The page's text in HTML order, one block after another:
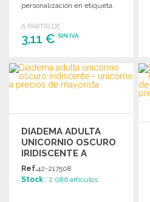
personalización en etiqueta.
años.
A PARTIR DE
3,11 € SIN IVA
PEDIR
Solicitar un presupuesto
DIADEMA ADULTA
UNICORNIO OSCURO
IRIDISCENTE A
PRECIOS DE
MAYORISTA
Ref.42-217508
Stock : 2 086 artículos